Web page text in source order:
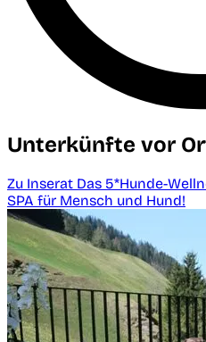
Unterkünfte vor
Zu Inserat Das 5*Hunde-
SPA für Mensch und Hund!